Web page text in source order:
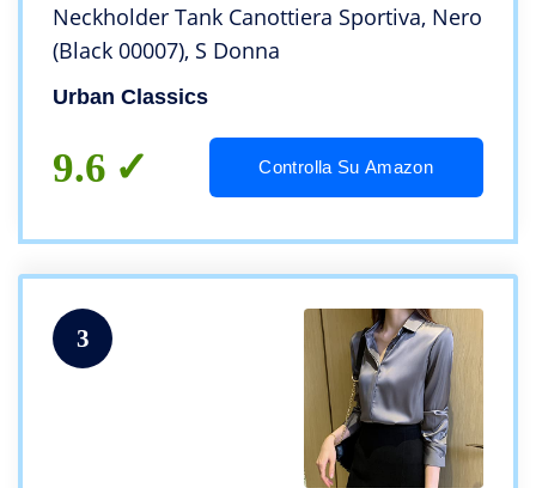
Neckholder Tank Canottiera Sportiva, Nero
(Black 00007), S Donna
Urban Classics
9.6 Controlla Su Amazon
3